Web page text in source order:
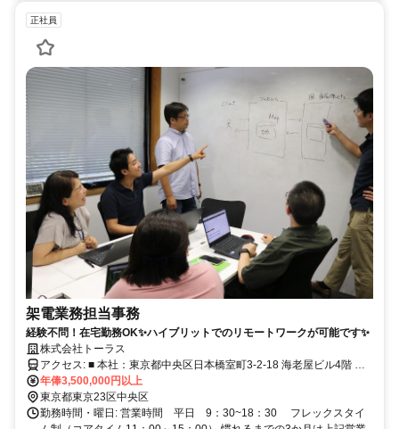
正社員
架電業務担当事務
経験不問！在宅勤務OK✨ハイブリットでのリモートワークが可能です✨
株式会社トーラス
アクセス: ■ 本社：東京都中央区日本橋室町3-2-18 海老屋ビル4階 東
京メトロ銀座線 三越前駅 徒歩1分 東京メトロ半蔵門線 三越前
駅 徒歩4分 JR総武線快速 新日本橋駅 徒歩1分 ■ 分室：東京都中
央区日本橋室町1丁目1-3 紅花ビル6階 東京メトロ銀座線 三越前駅
年俸3,500,000円以上
東京都東京23区中央区
勤務時間・曜日: 営業時間 平日 9：30~18：30 フレックスタイ